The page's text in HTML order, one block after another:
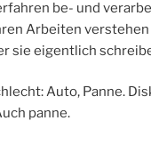
be- und
Arbeiten verstehen
sie eigentlich
Auto, Panne.
panne.